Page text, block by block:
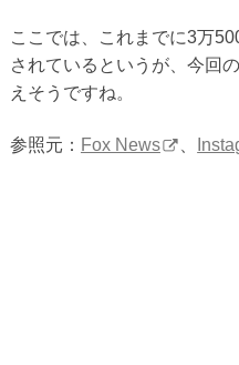
ここでは、これまでに3万
されているというが、今回
えそうですね。
参照元： Fox News